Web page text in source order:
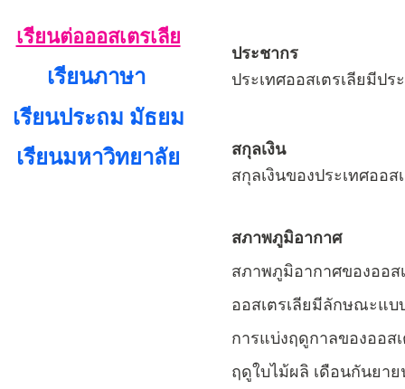
เรียนต่อออสเตรเลีย
เรียนภาษา
เรียนประถม มัธยม
เรียนมหาวิทยาลัย
ประชากร
ประเทศออสเตรเลียมีป
สกุลเงิน
สกุลเงินของประเทศออ
สภาพภูมิอากาศ
สภาพภูมิอากาศของออ
ออสเตรเลียมีลักษณะแบ
การแบ่งฤดูกาลของออส
ฤดูใบไม้ผลิ เดือนกันยา